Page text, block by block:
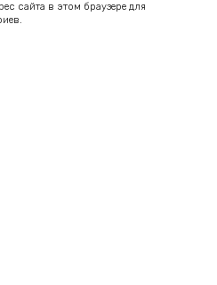
сайта в этом браузере для